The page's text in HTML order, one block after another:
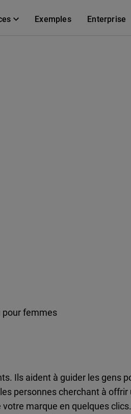
Exemples Enterprise
pour femmes
Ils aident à guider les gens
personnes cherchant à
marque en quelques